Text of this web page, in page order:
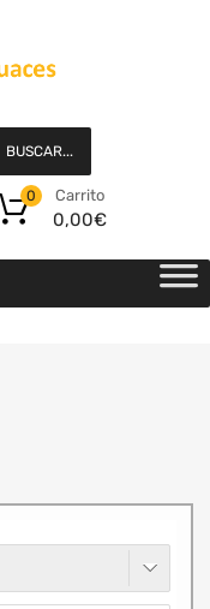
BUSCAR...
Carrito
0,00€
0